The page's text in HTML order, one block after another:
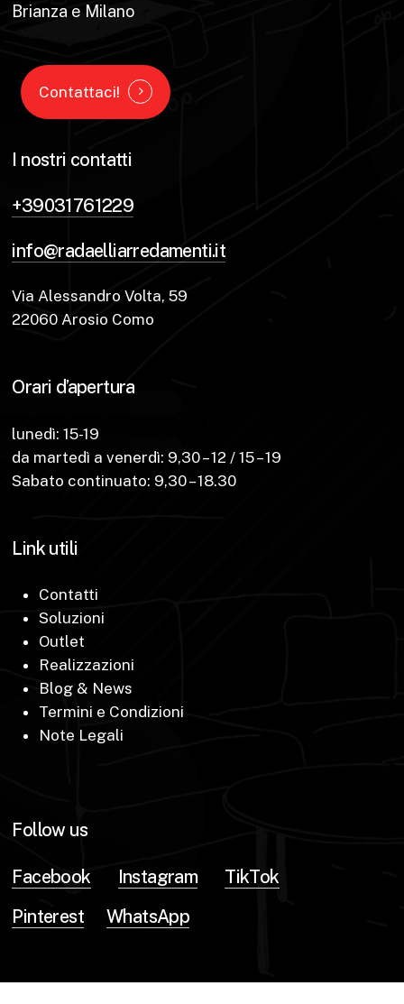
Brianza e Milano
Contattaci!
I nostri contatti
+39031761229
info@radaelliarredamenti.it
Via Alessandro Volta, 59
22060 Arosio Como
Orari d’apertura
lunedì: 15-19
da martedì a venerdì: 9,30 – 12 / 15 – 19
Sabato continuato: 9,30 – 18.30
Link utili
Contatti
Soluzioni
Outlet
Realizzazioni
Blog & News
Termini e Condizioni
Note Legali
Follow us
Facebook Instagram
TikTok
Pinterest
WhatsApp